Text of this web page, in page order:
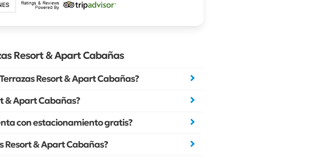
Resort & Apart Cabañas
Resort & Apart Cabañas?
& Apart Cabañas?
con estacionamiento gratis?
Resort & Apart Cabañas?